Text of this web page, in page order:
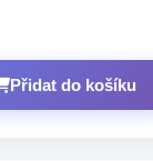
Přidat do košíku